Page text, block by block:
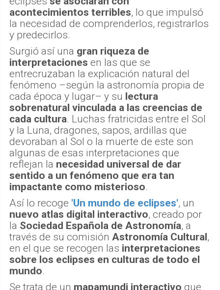
acontecimientos terribles, lo que impulsó
la necesidad de comprenderlos, registrarlos
y predecirlos.
Surgió así una gran riqueza de
interpretaciones en las que se
entrecruzaban la explicación natural del
fenómeno –según la astronomía propia de
cada época y lugar– y su lectura
sobrenatural vinculada a las creencias de
cada cultura. Luchas fratricidas entre el Sol
y la Luna, dragones, sapos, ardillas que
devoraban al Sol o la muerte de este son
algunas de esas interpretaciones que
reflejan la necesidad universal de dar
sentido a un fenómeno que era tan
impactante como misterioso.
Así lo recoge 'Un mundo de eclipses', un
nuevo atlas digital interactivo, creado por
la Sociedad Española de Astronomía, a
través de su comisión Astronomía Cultural,
en el que se recogen las interpretaciones
sobre los eclipses en culturas de todo el
mundo.
Se trata de un mapamundi interactivo que